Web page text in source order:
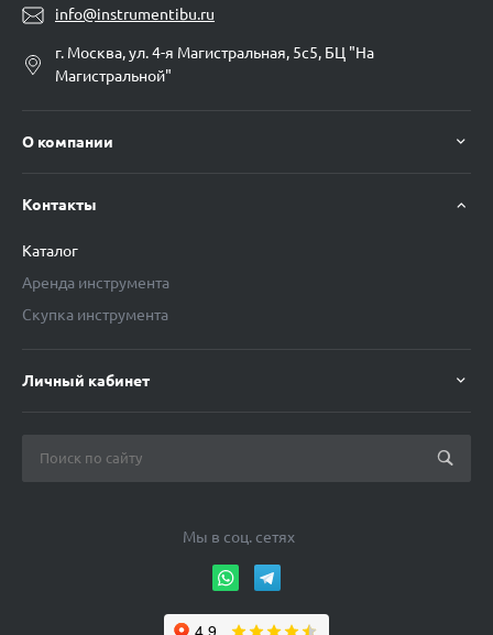
info@instrumentibu.ru
г. Москва, ул. 4-я Магистральная, 5с5, БЦ "На
Магистральной"
О компании
Контакты
Каталог
Аренда инструмента
Скупка инструмента
Личный кабинет
Мы в соц. сетях